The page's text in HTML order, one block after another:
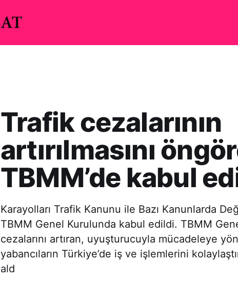
Trafik cezalarının
artırılmasını
TBMM’de kabul
Karayolları Trafik Kanunu ile Bazı Kanunlarda
TBMM Genel Kurulunda kabul edildi. TBMM
cezalarını artıran, uyuşturucuyla mücadeleye
yabancıların Türkiye’de iş ve işlemlerini
ald